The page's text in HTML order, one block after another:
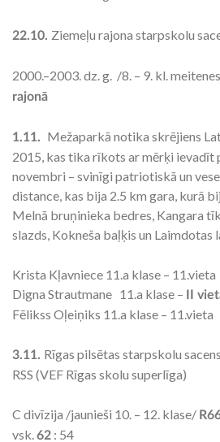
22.10. Ziemeļu rajona starpskolu
2000.–2003. dz. g. /8. – 9. kl.
rajonā
1.11. Mežaparkā notika skrējiens
2015, kas tika rīkots ar mērķi ievadīt
novembri – svinīgi patriotiskā un
distance, kas bija 2.5 km gara, kurā
Melnā bruņinieka bedres, Kangara
slazds, Kokneša baļķis un Laimdotas
Krista Kļavniece 11.a klase – 11.vieta
Digna Strautmane 11.a klase –
II
Fēlikss Oļeiņiks 11.a klase – 11.vieta
3.11. Rīgas pilsētas starpskolu
RSS (VEF Rīgas skolu superlīga)
C divīzija /jaunieši 10. – 12. klase/
vsk.62 : 54